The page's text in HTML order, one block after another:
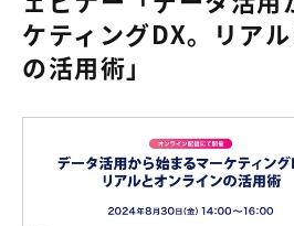
コンテンツ制作
マーケティング基盤
サイトアクセス解析ダッシュ
ボード
【店舗型ビジネス向け】エリ
マーケティングサービス
ケティングDX。リア
の活用術」